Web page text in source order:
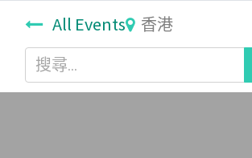
All Events 香港